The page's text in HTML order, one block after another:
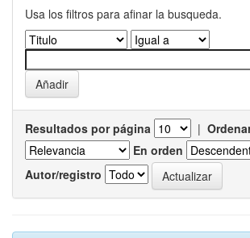
Usa los filtros para afinar la busqueda.
Resultados por página |
En orden
Autor/registro